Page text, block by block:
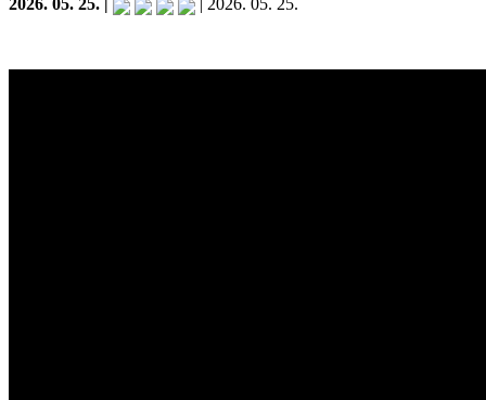
2026. 05. 25. | | 2026. 05. 25.